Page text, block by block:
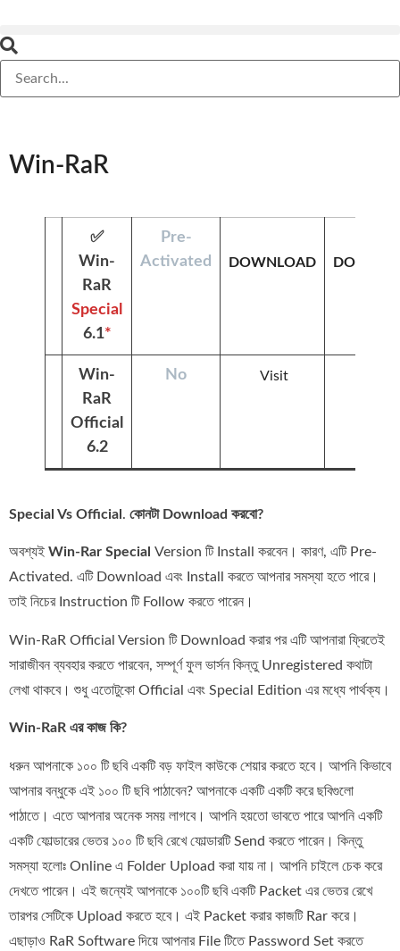
Win-RaR
✅
Win-
RaR
Special
6.1*
Pre-
Activated
DOWNLOAD
Win-
RaR
Official
6.2
No Visit
Special Vs Official . কোনটা Download করবো?
অবশ্যই Win-Rar Special Version টি Install করবেন। কারণ, এটি Pre-
Activated. এটি Download এবং Install করতে আপনার সমস্যা হতে পারে।
তাই নিচের Instruction টি Follow করতে পারেন।
Win-RaR Official Version টি Download করার পর এটি আপনারা ফ্রিতেই
সারাজীবন ব্যব‍হার করতে পারবেন, সম্পূর্ণ ফুল ভার্সন কিন্তু Unregistered কথাটা
লেখা থাকবে। শুধু এতোটুকো Official এবং Special Edition এর মধ্যে পার্থক্য।
Win-RaR এর কাজ কি?
ধরুন আপনাকে ১০০ টি ছবি একটি বড় ফাইল কাউকে শেয়ার করতে হবে। আপনি কিভাবে
আপনার বন্ধুকে এই ১০০ টি ছবি পাঠাবেন? আপনাকে একটি একটি করে ছবিগুলো
পাঠাতে। এতে আপনার অনেক সময় লাগবে। আপনি হয়তো ভাবতে পারে আপনি একটি
একটি ফোল্ডারের ভেতর ১০০ টি ছবি রেখে ফোল্ডারটি Send করতে পারেন। কিন্তু
সমস্যা হলোঃ Online এ Folder Upload করা যায় না। আপনি চাইলে চেক করে
দেখতে পারেন। এই জন্যেই আপনাকে ১০০টি ছবি একটি Packet এর ভেতর রেখে
তারপর সেটিকে Upload করতে হবে। এই Packet করার কাজটি Rar করে।
এছাড়াও RaR Software দিয়ে আপনার File টিতে Password Set করতে